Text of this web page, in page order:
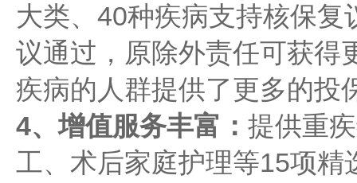
大类、40种疾病支持核保
议通过，原除外责任可获得
疾病的人群提供了更多的投
4、增值服务丰富： 提供重
工、术后家庭护理等15项精